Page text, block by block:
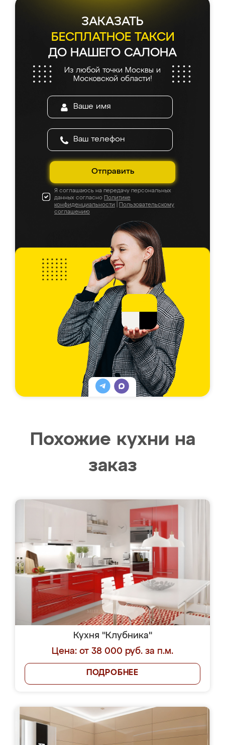
ЗАКАЗАТЬ
БЕСПЛАТНОЕ ТАКСИ
ДО НАШЕГО САЛОНА
Из любой точки Москвы и
Московской области!
Отправить
Я соглашаюсь на передачу персональных
данных согласно Политике
конфиденциальности
Пользовательскому
соглашению
Похожие кухни на
заказ
Кухня "Клубника"
Цена: от 38 000 руб. за п.м.
ПОДРОБНЕЕ